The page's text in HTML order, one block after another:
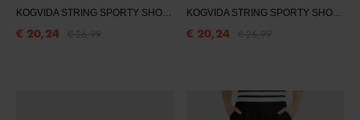
- BISCAY BAY/BEGONIA PINK
€ 20,24
KOGVIDA STRING SPORTY SHORTS CS JRS
€ 20,24